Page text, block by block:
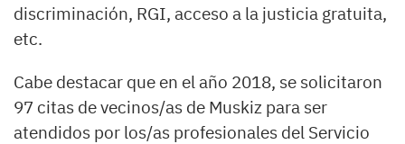
discriminación, RGI, acceso a la justicia gratuita,
etc.
Cabe destacar que en el año 2018, se solicitaron
97 citas de vecinos/as de Muskiz para ser
atendidos por los/as profesionales del Servicio